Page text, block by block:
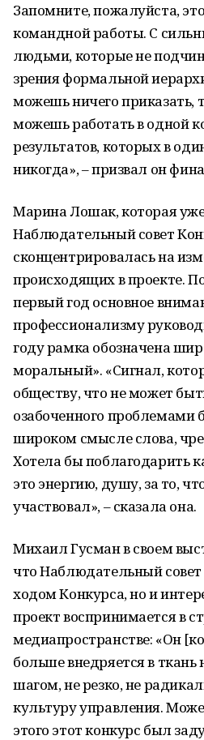
Запомните, пожалуйста,
командной работы. С
людьми, которые не
зрения формальной
можешь ничего приказать,
можешь работать в одной
результатов, которых в
никогда», – призвал он
Марина Лошак, которая
Наблюдательный совет
сконцентрировалась на
происходящих в проекте.
первый год основное
профессионализму
году рамка обозначена
моральный». «Сигнал,
обществу, что не может
озабоченного проблемами
широком смысле слова,
Хотела бы поблагодарить
это энергию, душу, за то,
участвовал», – сказала она.
Михаил Гусман в своем
что Наблюдательный совет
ходом Конкурса, но и
проект воспринимается в
медиапространстве: «Он
больше внедряется в
шагом, не резко, не
культуру управления.
этого этот конкурс был